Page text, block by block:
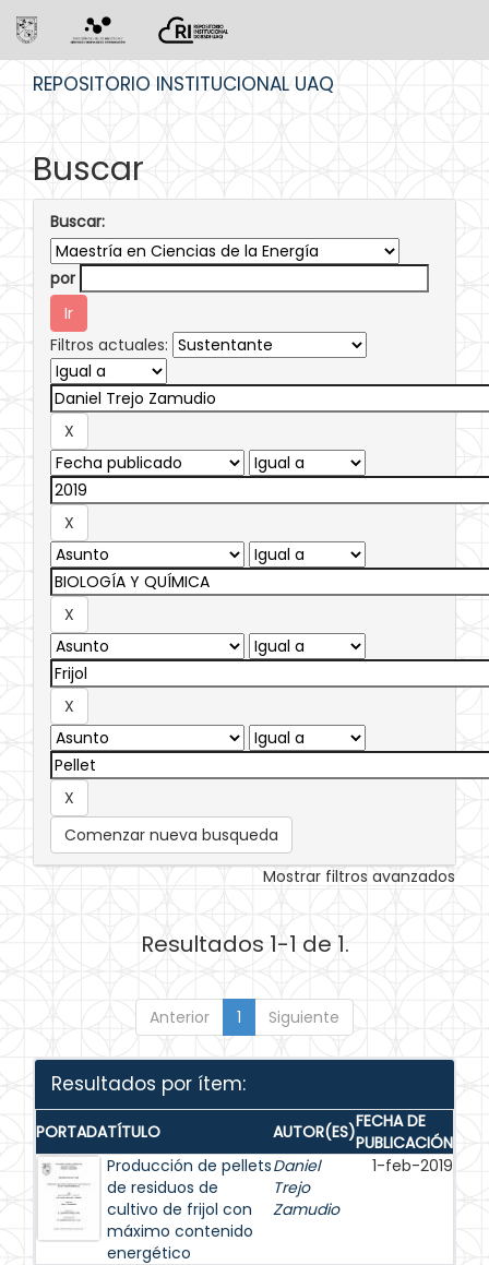
REPOSITORIO INSTITUCIONAL UAQ
Buscar
Buscar:
por
Filtros actuales:
Comenzar nueva busqueda
Mostrar filtros avanzados
Resultados 1-1 de 1.
Anterior 1 Siguiente
Resultados por ítem:
PORTADATÍTULO AUTOR(ES)FECHA DE
PUBLICACIÓN
Producción de pellets
de residuos de
cultivo de frijol con
máximo contenido
energético
Daniel
Trejo
Zamudio
1-feb-2019